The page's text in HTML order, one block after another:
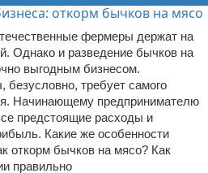
фермеры держат на
Однако и разведение бычков на
выгодным бизнесом.
требует самого
Начинающему предпринимателю
предстоящие расходы и
Какие же особенности
откорм бычков на мясо? Как
правильно